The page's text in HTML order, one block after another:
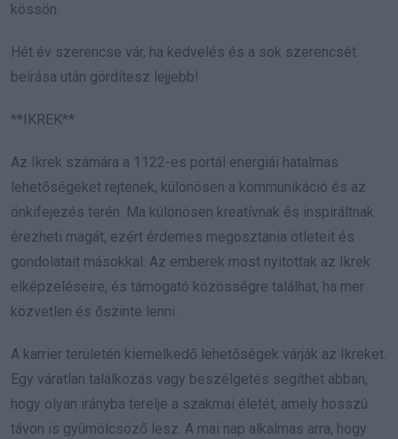
kössön.
Hét év szerencse vár, ha kedvelés és a sok szerencsét
beírása után gördítesz lejjebb!
**IKREK**
Az Ikrek számára a 1122-es portál energiái hatalmas
lehetőségeket rejtenek, különösen a kommunikáció és az
önkifejezés terén. Ma különösen kreatívnak és inspiráltnak
érezheti magát, ezért érdemes megosztania ötleteit és
gondolatait másokkal. Az emberek most nyitottak az Ikrek
elképzeléseire, és támogató közösségre találhat, ha mer
közvetlen és őszinte lenni.
A karrier területén kiemelkedő lehetőségek várják az Ikreket.
Egy váratlan találkozás vagy beszélgetés segíthet abban,
hogy olyan irányba terelje a szakmai életét, amely hosszú
távon is gyümölcsöző lesz. A mai nap alkalmas arra, hogy